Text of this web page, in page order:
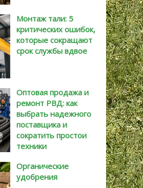
Монтаж тали: 5
критических ошибок,
которые сокращают
срок службы вдвое
Оптовая продажа и
ремонт РВД: как
выбрать надежного
поставщика и
сократить простои
техники
Органические
удобрения